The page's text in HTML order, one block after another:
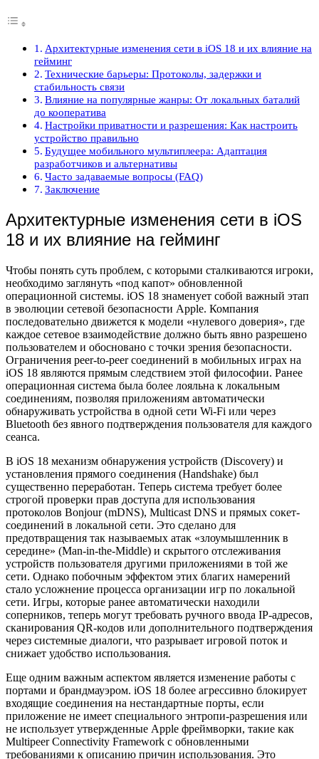
Архитектурные изменения сети в iOS 18 и их влияние на
гейминг
Технические барьеры: Протоколы, задержки и
стабильность связи
Влияние на популярные жанры: От локальных баталий
до кооператива
Настройки приватности и разрешения: Как настроить
устройство правильно
Будущее мобильного мультиплеера: Адаптация
разработчиков и альтернативы
Часто задаваемые вопросы (FAQ)
Заключение
Архитектурные изменения сети в iOS
18 и их влияние на гейминг
Чтобы понять суть проблем, с которыми сталкиваются игроки,
необходимо заглянуть «под капот» обновленной
операционной системы. iOS 18 знаменует собой важный этап
в эволюции сетевой безопасности Apple. Компания
последовательно движется к модели «нулевого доверия», где
каждое сетевое взаимодействие должно быть явно разрешено
пользователем и обосновано с точки зрения безопасности.
Ограничения peer-to-peer соединений в мобильных играх на
iOS 18 являются прямым следствием этой философии. Ранее
операционная система была более лояльна к локальным
соединениям, позволяя приложениям автоматически
обнаруживать устройства в одной сети Wi-Fi или через
Bluetooth без явного подтверждения пользователя для каждого
сеанса.
В iOS 18 механизм обнаружения устройств (Discovery) и
установления прямого соединения (Handshake) был
существенно переработан. Теперь система требует более
строгой проверки прав доступа для использования
протоколов Bonjour (mDNS), Multicast DNS и прямых сокет-
соединений в локальной сети. Это сделано для
предотвращения так называемых атак «злоумышленник в
середине» (Man-in-the-Middle) и скрытого отслеживания
устройств пользователя другими приложениями в той же
сети. Однако побочным эффектом этих благих намерений
стало усложнение процесса организации игр по локальной
сети. Игры, которые ранее автоматически находили
соперников, теперь могут требовать ручного ввода IP-адресов,
сканирования QR-кодов или дополнительного подтверждения
через системные диалоги, что разрывает игровой поток и
снижает удобство использования.
Еще одним важным аспектом является изменение работы с
портами и брандмауэром. iOS 18 более агрессивно блокирует
входящие соединения на нестандартные порты, если
приложение не имеет специального энтропи-разрешения или
не использует утвержденные Apple фреймворки, такие как
Multipeer Connectivity Framework с обновленными
требованиями к описанию причин использования. Это